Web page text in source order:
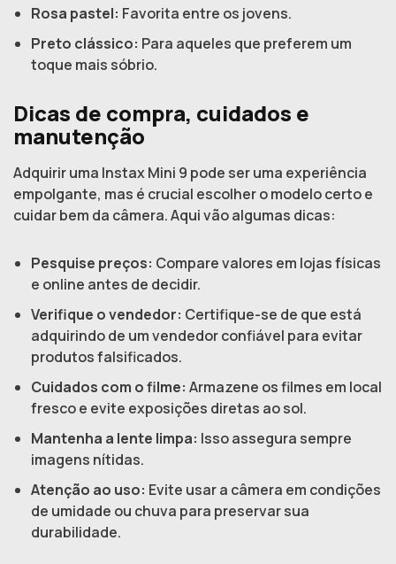
Rosa pastel: Favorita entre os jovens.
Preto clássico: Para aqueles que preferem um
toque mais sóbrio.
Dicas de compra, cuidados e
manutenção
Adquirir uma Instax Mini 9 pode ser uma experiência
empolgante, mas é crucial escolher o modelo certo e
cuidar bem da câmera. Aqui vão algumas dicas:
Pesquise preços: Compare valores em lojas físicas
e online antes de decidir.
Verifique o vendedor: Certifique-se de que está
adquirindo de um vendedor confiável para evitar
produtos falsificados.
Cuidados com o filme: Armazene os filmes em local
fresco e evite exposições diretas ao sol.
Mantenha a lente limpa: Isso assegura sempre
imagens nítidas.
Atenção ao uso: Evite usar a câmera em condições
de umidade ou chuva para preservar sua
durabilidade.